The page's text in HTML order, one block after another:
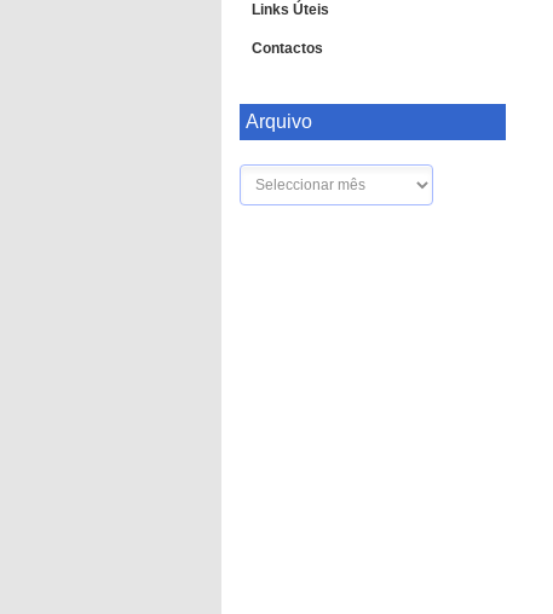
Links Úteis
Contactos
Arquivo
Arquivo